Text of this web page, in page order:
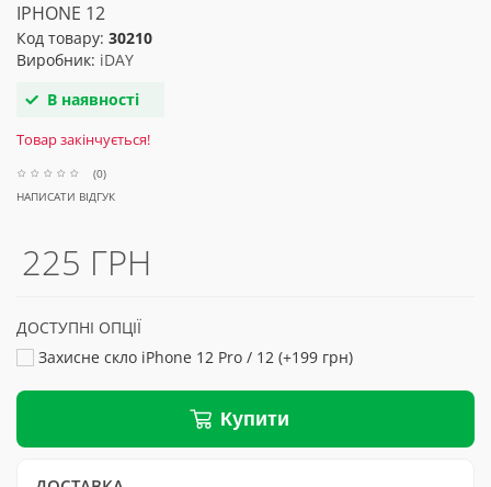
IPHONE 12
Код товару: 30210
Виробник: iDAY
В наявності
Товар закінчується!
(0)
НАПИСАТИ ВІДГУК
225 ГРН
ДОСТУПНІ ОПЦІЇ
Захисне скло iPhone 12 Pro / 12 (+199 грн)
Купити